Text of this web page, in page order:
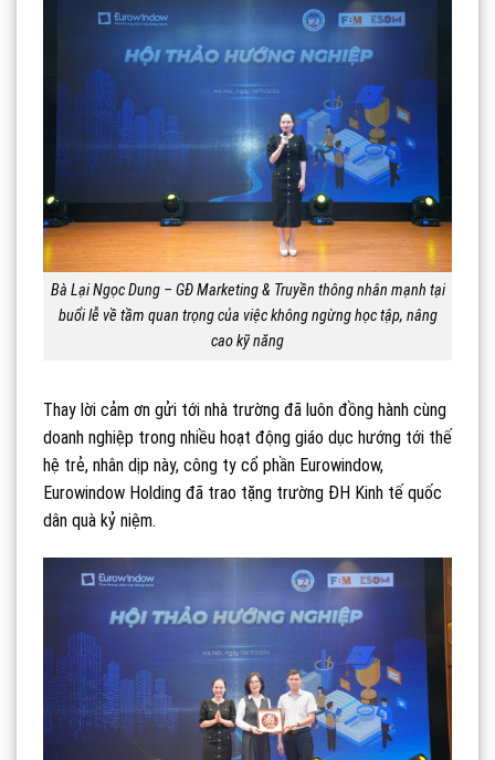
Bà Lại Ngọc Dung – GĐ Marketing & Truyền thông nhân mạnh tại
buổi lễ về tầm quan trọng của việc không ngừng học tập, nâng
cao kỹ năng
Thay lời cảm ơn gửi tới nhà trường đã luôn đồng hành cùng
doanh nghiệp trong nhiều hoạt động giáo dục hướng tới thế
hệ trẻ, nhân dịp này, công ty cổ phần Eurowindow,
Eurowindow Holding đã trao tặng trường ĐH Kinh tế quốc
dân quà kỷ niệm.